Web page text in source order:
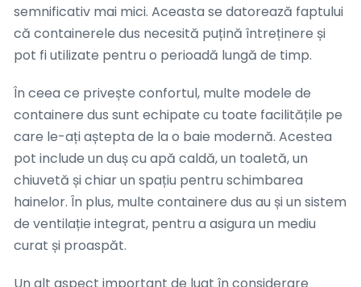
semnificativ mai mici. Aceasta se datorează faptului
că containerele dus necesită puțină întreținere și
pot fi utilizate pentru o perioadă lungă de timp.
În ceea ce privește confortul, multe modele de
containere dus sunt echipate cu toate facilitățile pe
care le-ați aștepta de la o baie modernă. Acestea
pot include un duș cu apă caldă, un toaletă, un
chiuvetă și chiar un spațiu pentru schimbarea
hainelor. În plus, multe containere dus au și un sistem
de ventilație integrat, pentru a asigura un mediu
curat și proaspăt.
Un alt aspect important de luat în considerare